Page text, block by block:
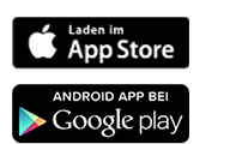
App
Store
Google